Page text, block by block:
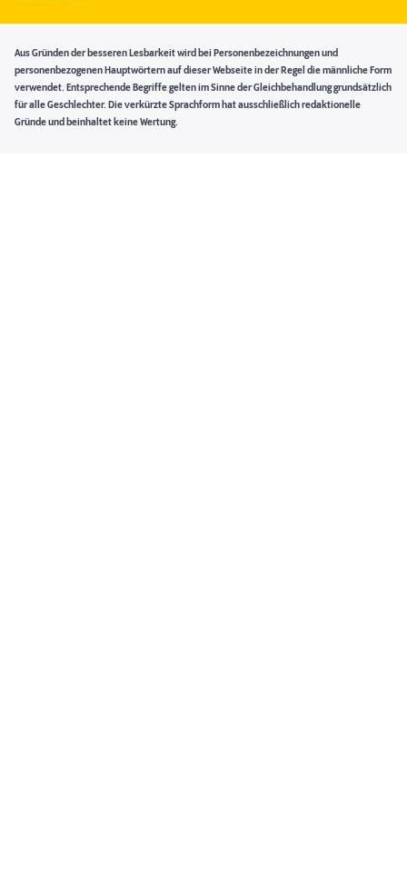
Aus Gründen der besseren Lesbarkeit wird bei Personenbezeichnungen und
personenbezogenen Hauptwörtern auf dieser Webseite in der Regel die männliche Form
verwendet. Entsprechende Begriffe gelten im Sinne der Gleichbehandlung grundsätzlich
für alle Geschlechter. Die verkürzte Sprachform hat ausschließlich redaktionelle
Gründe und beinhaltet keine Wertung.